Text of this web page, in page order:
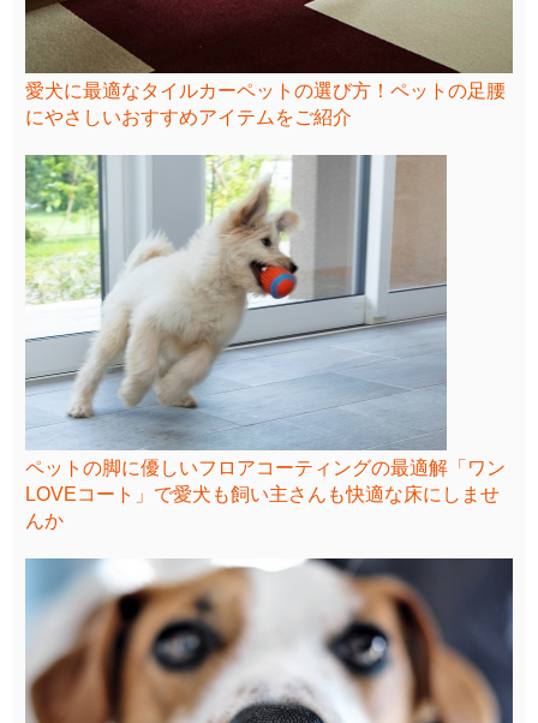
愛犬に最適なタイルカーペットの選び方！ペットの足腰
にやさしいおすすめアイテムをご紹介
ペットの脚に優しいフロアコーティングの最適解「ワン
LOVEコート」で愛犬も飼い主さんも快適な床にしませ
んか